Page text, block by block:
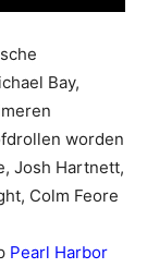
Bay,
worden
Josh Hartnett,
Colm Feore
Pearl Harbor